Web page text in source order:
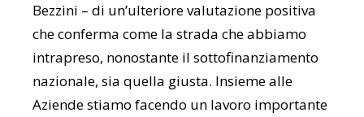
Bezzini – di un’ulteriore valutazione positiva
che conferma come la strada che abbiamo
intrapreso, nonostante il sottofinanziamento
nazionale, sia quella giusta. Insieme alle
Aziende stiamo facendo un lavoro importante